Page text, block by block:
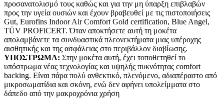
προσανατολισμό τους καθώς και για την μη ύπαρξη επιβλαβών
προς την υγεία ουσιών και έχουν βραβευθεί με τις πιστοποιήσεις
Gut, Eurofins Indoor Air Comfort Gold certification, Blue Angel,
TÜV PROFiCERT. Όταν αποκτήσετε αυτή τη μοκέτα
απολαμβάνετε τα συνδυαστικά πλεονεκτήματα μιας υπέροχης
αισθητικής και της ασφάλειας στο περιβάλλον διαβίωσης.
ΥΠΟΣΤΡΩΜΑ: Στην μοκέτα αυτή, έχει τοποθετηθεί το
υπόστρωμα νέας τεχνολογίας και υψηλής πυκνότητας comfort
backing. Είναι πάρα πολύ ανθεκτικό, πλενόμενο, αδιαπέραστο από
μικροσωματίδια και σκόνη, ενώ δεν αφήνει υπολείμματα στο
δάπεδο από την μακροχρόνια χρήση